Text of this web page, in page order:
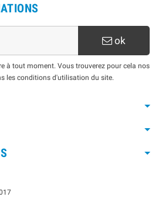
ok
à tout moment. Vous trouverez pour cela nos
les conditions d'utilisation du site.